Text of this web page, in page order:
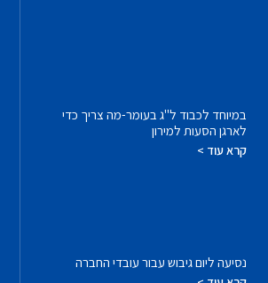
במיוחד לכבוד ל"ג בעומר-מה צריך כדי
לארגן הסעות למירון
קרא עוד >
נסיעה ליום גיבוש עבור עובדי החברה